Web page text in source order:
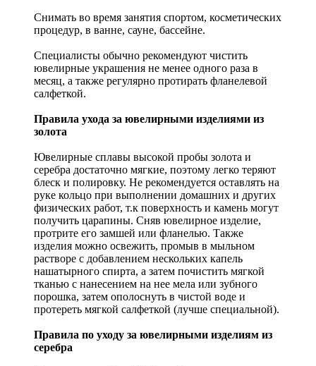
Снимать во время занятия спортом, косметических
процедур, в ванне, сауне, бассейне.
Специалисты обычно рекомендуют чистить
ювелирные украшения не менее одного раза в
месяц, а также регулярно протирать фланелевой
салфеткой.
Правила ухода за ювелирными изделиями из
золота
Ювелирные сплавы высокой пробы золота и
серебра достаточно мягкие, поэтому легко теряют
блеск и полировку. Не рекомендуется оставлять на
руке кольцо при выполнении домашних и других
физических работ, т.к поверхность и камень могут
получить царапины. Сняв ювелирное изделие,
протрите его замшей или фланелью. Также
изделия можно освежить, промыв в мыльном
растворе с добавлением нескольких капель
нашатырного спирта, а затем почистить мягкой
тканью с нанесением на нее мела или зубного
порошка, затем ополоснуть в чистой воде и
протереть мягкой салфеткой (лучше специальной).
Правила по уходу за ювелирными изделиям из
серебра